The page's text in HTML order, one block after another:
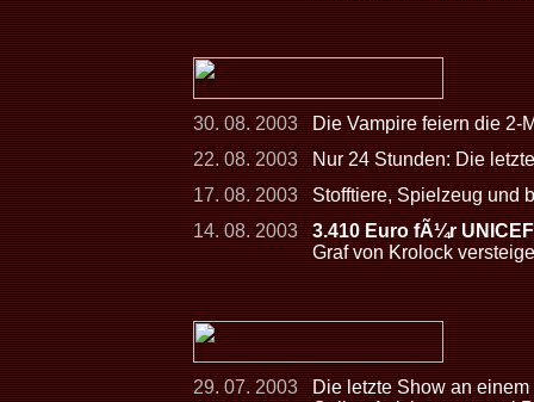
30. 08. 2003
Die Vampire feiern die 2-
22. 08. 2003
Nur 24 Stunden: Die
17. 08. 2003
Stofftiere, Spielzeug und
14. 08. 2003
3.410 Euro fÃ¼r UNICEF
Graf von Krolock
29. 07. 2003
Die letzte Show an